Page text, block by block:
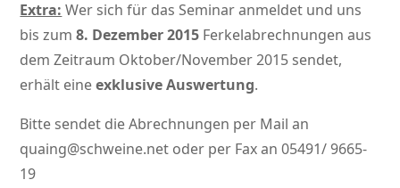
Extra: Wer sich für das Seminar anmeldet und uns
bis zum8. Dezember 2015 Ferkelabrechnungen aus
dem Zeitraum Oktober/November 2015 sendet,
erhält eineexklusive Auswertung.
Bitte sendet die Abrechnungen per Mail an
quaing@schweine.net oder per Fax an 05491/ 9665-
19